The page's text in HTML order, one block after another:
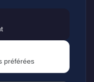
préférées